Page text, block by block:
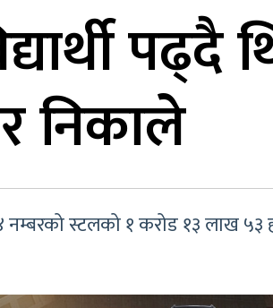
निकाले
स्टलको १ करोड १३ लाख